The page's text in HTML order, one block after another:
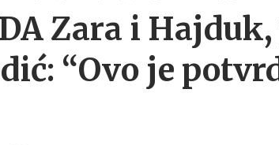
Zara i
“Ovo je